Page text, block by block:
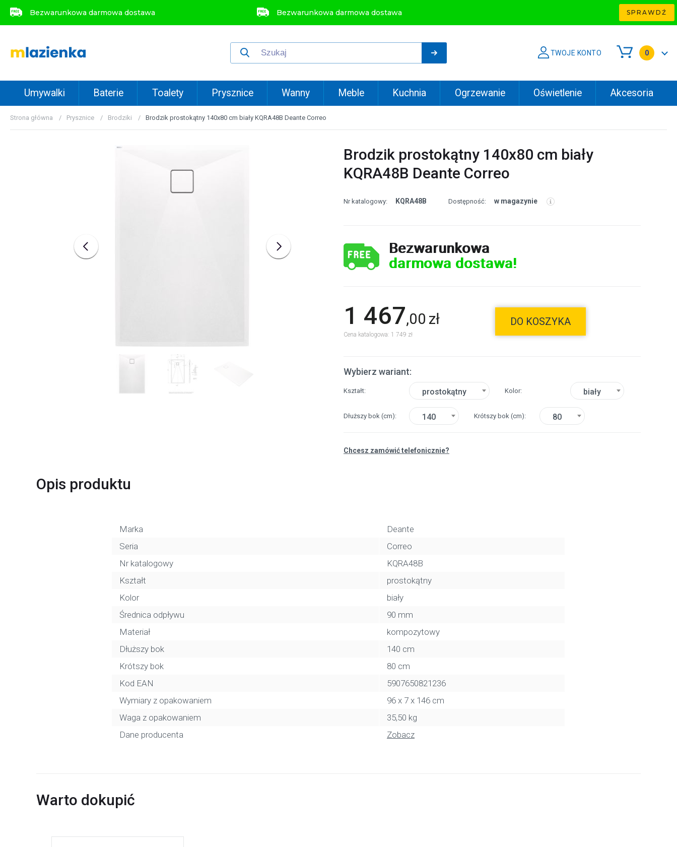
Bezwarunkowa darmowa dostawa Bezwarunkowa darmowa dostawa SPRAWDŹ
TWOJE KONTO 0
Umywalki Baterie Toalety Prysznice Wanny Meble Kuchnia Ogrzewanie Oświetlenie Akcesoria
Strona główna Prysznice Brodziki Brodzik prostokątny 140x80 cm biały KQRA48B Deante Correo
Brodzik prostokątny 140x80 cm biały
KQRA48B Deante Correo
Nr katalogowy: KQRA48B Dostępność: w magazynie
Bezwarunkowa
darmowa dostawa!
1 467,00 zł
Cena katalogowa: 1 749 zł
DO KOSZYKA
Wybierz wariant:
Kształt prostokątny Kolor biały
Dłuższy bok (cm) 140 Krótszy bok (cm) 80
Chcesz zamówić telefonicznie?
Opis produktu
Marka
Deante
Seria
Correo
Nr katalogowy
KQRA48B
Kształt
prostokątny
Kolor
biały
Średnica odpływu
90 mm
Materiał
kompozytowy
Dłuższy bok
140 cm
Krótszy bok
80 cm
Kod EAN
5907650821236
Wymiary z opakowaniem
96 x 7 x 146 cm
Waga z opakowaniem
35,50 kg
Dane producenta
Zobacz
Warto dokupić